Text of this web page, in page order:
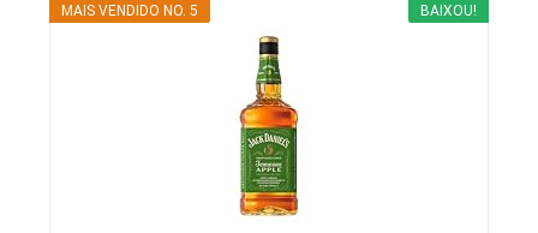
BAIXOU!
MAIS VENDIDO NO. 5